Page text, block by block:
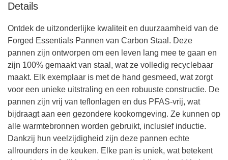
Details
Ontdek de uitzonderlijke kwaliteit en duurzaamheid van de
Forged Essentials Pannen van Carbon Staal. Deze
pannen zijn ontworpen om een leven lang mee te gaan en
zijn 100% gemaakt van staal, wat ze volledig recyclebaar
maakt. Elk exemplaar is met de hand gesmeed, wat zorgt
voor een unieke uitstraling en een robuuste constructie. De
pannen zijn vrij van teflonlagen en dus PFAS-vrij, wat
bijdraagt aan een gezondere kookomgeving. Ze kunnen op
alle warmtebronnen worden gebruikt, inclusief inductie.
Dankzij hun veelzijdigheid zijn deze pannen echte
allrounders in de keuken. Elke pan is uniek, wat betekent